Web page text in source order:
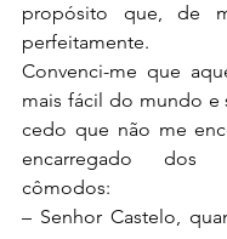
propósito que, de
perfeitamente.
Convenci-me que
mais fácil do mundo e
cedo que não me
encarregado dos
cômodos:
– Senhor Castelo,